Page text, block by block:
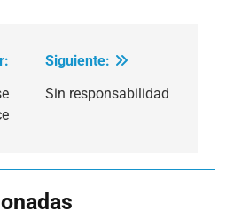
Siguiente:
Sin responsabilidad